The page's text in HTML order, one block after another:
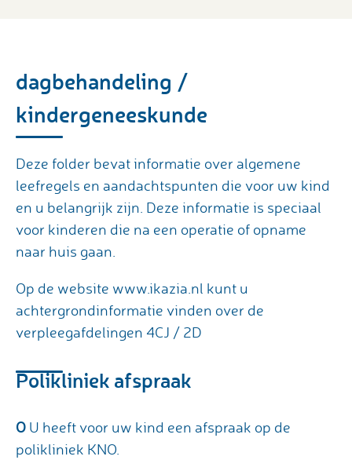
dag­be­hande­ling /
kindergeneeskunde
Deze folder bevat informatie over algemene
leefregels en aandachtspunten die voor uw kind
en u belangrijk zijn. Deze informatie is speciaal
voor kinderen die na een operatie of opname
naar huis gaan.
Op de website www.ikazia.nl kunt u
achtergrondinformatie vinden over de
verpleegafdelingen 4CJ / 2D
Polikliniek afspraak
O U heeft voor uw kind een afspraak op de
polikliniek KNO.